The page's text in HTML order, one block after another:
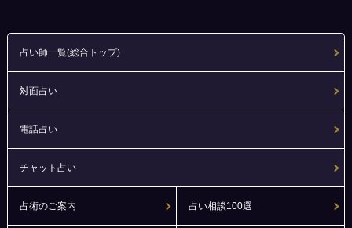
占い師一覧(総合トップ)
対面占い
電話占い
チャット占い
占術のご案内 占い相談100選